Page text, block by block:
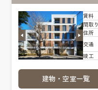
賃料
間取り
住所
交通
竣工
建物・空室一覧